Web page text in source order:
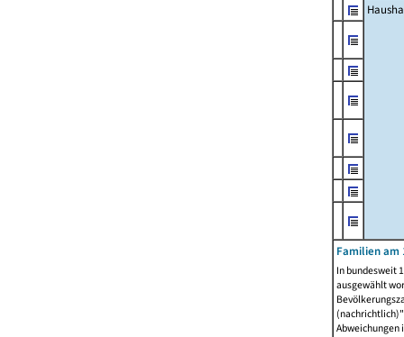
Familien am
In bundesweit
ausgewählt
Abweichungen